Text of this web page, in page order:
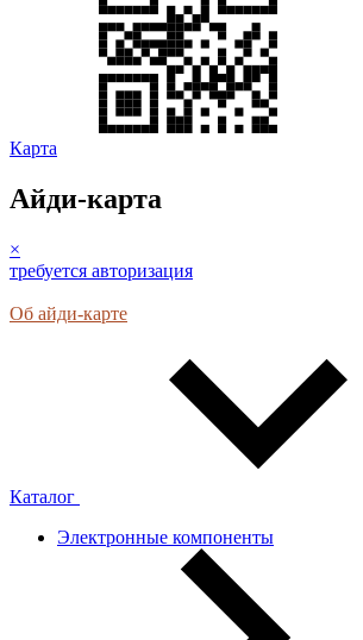
Карта
Айди-карта
×
требуется авторизация
Об айди-карте
Каталог
Электронные компоненты